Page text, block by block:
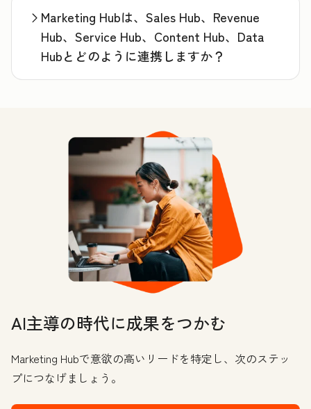
Marketing Hubは、Sales Hub、Revenue
Hub、Service Hub、Content Hub、Data
Hubとどのように連携しますか？
AI主導の時代に成果をつかむ
Marketing Hubで意欲の高いリードを特定し、次のステッ
プにつなげましょう。